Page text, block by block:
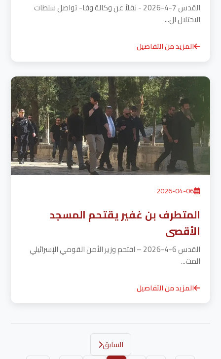
القدس 7-4-2026 - نقلاً عن وكالة وفا- تواصل سلطات
الاحتلال ال...
المزيد من التفاصيل
2026-04-06
المتطرف بن غفير يقتحم المسجد
الأقصى
القدس 6-4-2026 – اقتحم وزير الأمن القومي الإسرائيلي
المت...
المزيد من التفاصيل
السابق